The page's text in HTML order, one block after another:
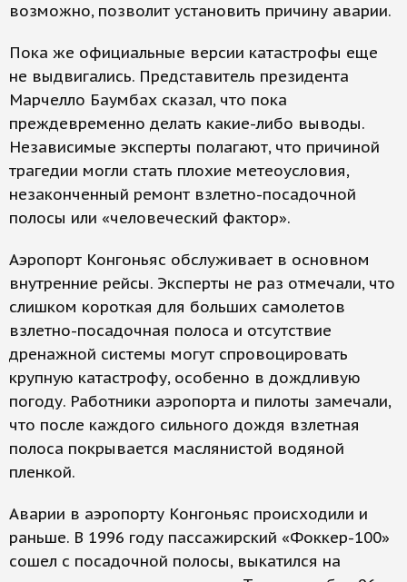
возможно, позволит установить причину аварии.
Пока же официальные версии катастрофы еще
не выдвигались. Представитель президента
Марчелло Баумбах сказал, что пока
преждевременно делать какие-либо выводы.
Независимые эксперты полагают, что причиной
трагедии могли стать плохие метеоусловия,
незаконченный ремонт взлетно-посадочной
полосы или «человеческий фактор».
Аэропорт Конгоньяс обслуживает в основном
внутренние рейсы. Эксперты не раз отмечали, что
слишком короткая для больших самолетов
взлетно-посадочная полоса и отсутствие
дренажной системы могут спровоцировать
крупную катастрофу, особенно в дождливую
погоду. Работники аэропорта и пилоты замечали,
что после каждого сильного дождя взлетная
полоса покрывается маслянистой водяной
пленкой.
Аварии в аэропорту Конгоньяс происходили и
раньше. В 1996 году пассажирский «Фоккер-100»
сошел с посадочной полосы, выкатился на